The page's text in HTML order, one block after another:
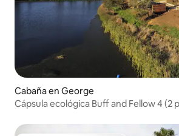
Cabaña en George
Cápsula ecológica Buff and Fellow 4 (2